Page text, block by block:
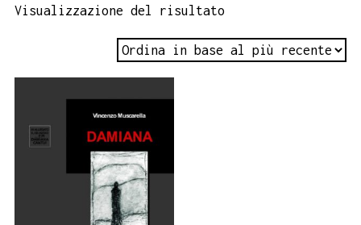
Visualizzazione del risultato